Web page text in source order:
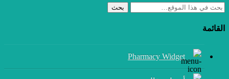
بحث
القائمة
Pharmacy Widget